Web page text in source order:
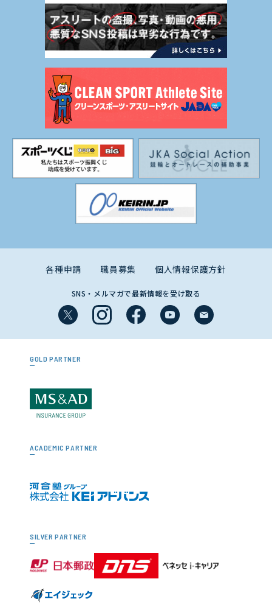
各種申請 職員募集 個人情報保護方針
SNS・メルマガで最新情報を受け取る
GOLD PARTNER
ACADEMIC PARTNER
SILVER PARTNER